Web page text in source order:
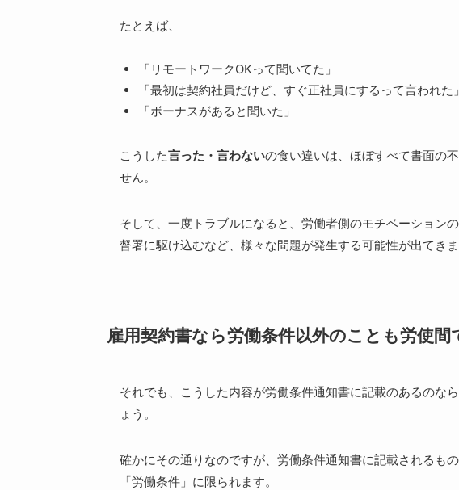
たとえば、
「リモートワークOKって聞いてた」
「最初は契約社員だけど、すぐ正社員にするって言われた」
「ボーナスがあると聞いた」
こうした言った・言わないの食い違いは、ほぼすべて書面の
せん。
そして、一度トラブルになると、労働者側のモチベーション
督署に駆け込むなど、様々な問題が発生する可能性が出てきま
雇用契約書なら労働条件以外のことも労使間
それでも、こうした内容が労働条件通知書に記載のあるのな
ょう。
確かにその通りなのですが、労働条件通知書に記載されるも
「労働条件」に限られます。